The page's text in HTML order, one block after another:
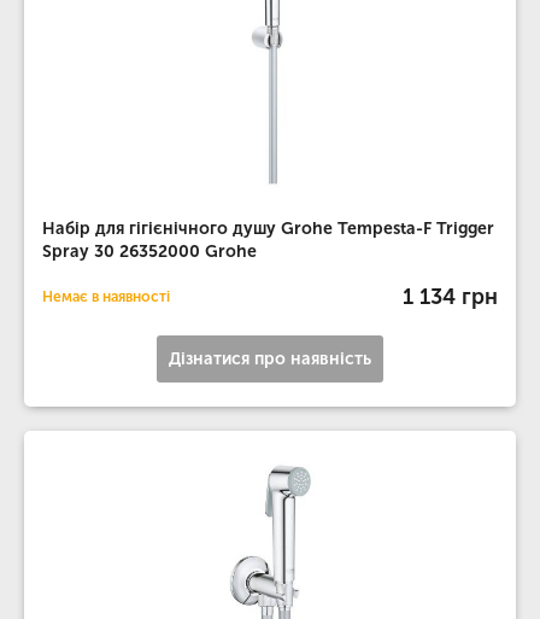
Набір для гігієнічного душу Grohe Tempesta-F Trigger
Spray 30 26352000 Grohe
Немає в наявності 1 134 грн
Дізнатися про наявність